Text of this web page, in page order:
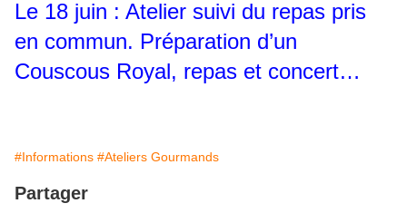
Le 18 juin : Atelier suivi du repas pris
en commun. Préparation d’un
Couscous Royal, repas et concert…
#Informations #Ateliers Gourmands
Partager